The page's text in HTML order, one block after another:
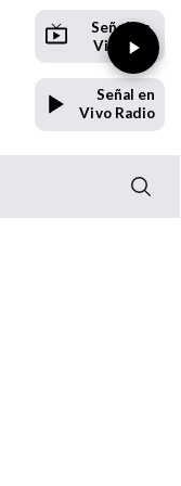
Señal en
Vivo TV
Señal en
Vivo Radio